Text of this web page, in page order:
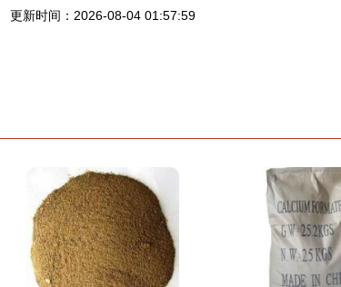
更新时间：2026-08-04 01:57:59